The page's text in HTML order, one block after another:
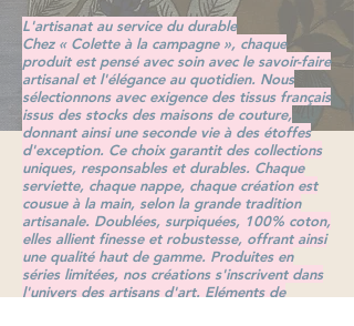
L'artisanat au service du durable
Chez « Colette à la campagne », chaque
produit est pensé avec soin avec le savoir-faire
artisanal et l'élégance au quotidien. Nous
sélectionnons avec exigence des tissus français
issus des stocks des maisons de couture,
donnant ainsi une seconde vie à des étoffes
d'exception. Ce choix garantit des collections
uniques, responsables et durables. Chaque
serviette, chaque nappe, chaque création est
cousue à la main, selon la grande tradition
artisanale. Doublées, surpiquées, 100% coton,
elles allient finesse et robustesse, offrant ainsi
une qualité haut de gamme. Produites en
séries limitées, nos créations s'inscrivent dans
l'univers des artisans d'art. Eléments de